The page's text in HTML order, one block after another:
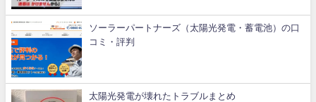
ソーラーパートナーズ（太陽光発電・蓄電池）の口
コミ・評判
太陽光発電が壊れたトラブルまとめ